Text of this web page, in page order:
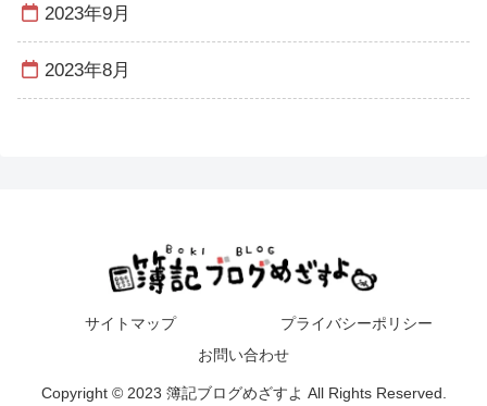
2023年9月
2023年8月
サイトマップ
プライバシーポリシー
お問い合わせ
Copyright © 2023 簿記ブログめざすよ All Rights Reserved.